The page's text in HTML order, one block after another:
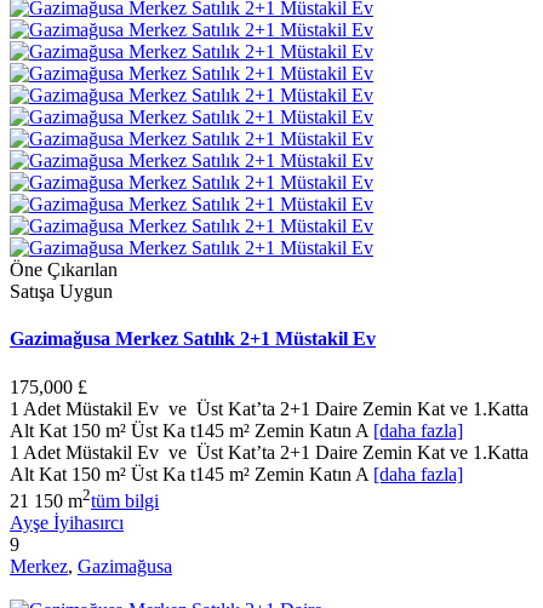
Öne Çıkarılan
Satışa Uygun
Gazimağusa Merkez Satılık 2+1 Müstakil Ev
175,000 £
1 Adet Müstakil Ev ve Üst Kat’ta 2+1 Daire Zemin Kat ve 1.Katta
Alt Kat 150 m² Üst Ka t145 m² Zemin Katın A [daha fazla]
1 Adet Müstakil Ev ve Üst Kat’ta 2+1 Daire Zemin Kat ve 1.Katta
Alt Kat 150 m² Üst Ka t145 m² Zemin Katın A [daha fazla]
21 150 m2tüm bilgi
Ayşe İyihasırcı
9
Merkez, Gazimağusa